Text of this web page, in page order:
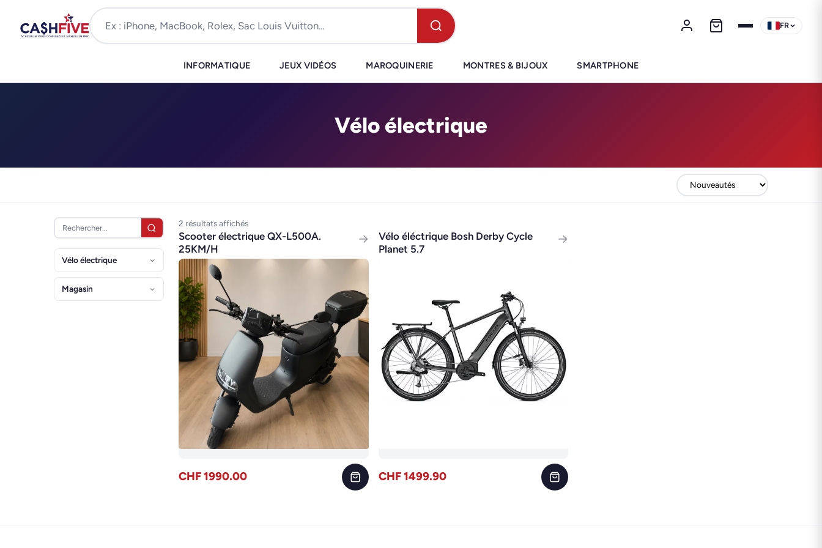
FR
INFORMATIQUE JEUX VIDÉOS MAROQUINERIE MONTRES & BIJOUX SMARTPHONE
Vélo électrique
Vélo électrique
Magasin
2 résultats affichés
Scooter électrique QX-L500A.
25KM/H
→
CHF 1990.00
Vélo éléctrique Bosh Derby Cycle
Planet 5.7
→
CHF 1499.90